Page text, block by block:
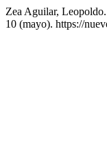
Zea Aguilar,
10 (mayo). https://